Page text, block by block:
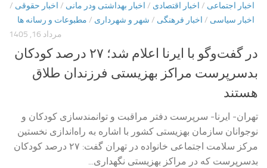
اخبار اجتماعی / اخبار اقتصادی / اخبار بهداشتی ودر مانی / اخبار حقوقی /
اخبار سیاسی / اخبار فرهنگی / شهر و شهرداری / مطبوعات و رسانه ها
مرداد 16, 1405
در گفت‌وگو با ایرنا اعلام شد؛ ۲۷ درصد کودکان
بدسرپرست مراکز بهزیستی فرزندان طلاق
هستند
تهران- ایرنا- سرپرست دفتر مراقبت و توانمندسازی کودکان و
نوجوانان سازمان بهزیستی کشور با اشاره به راه‌اندازی نخستین
مرکز سلامت اجتماعی خانواده در تهران گفت: ۲۷ درصد کودکان
بدسرپرست که در مراکز بهزیستی نگهداری...